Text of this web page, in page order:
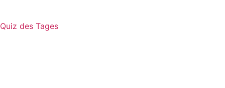
Quiz des Tages